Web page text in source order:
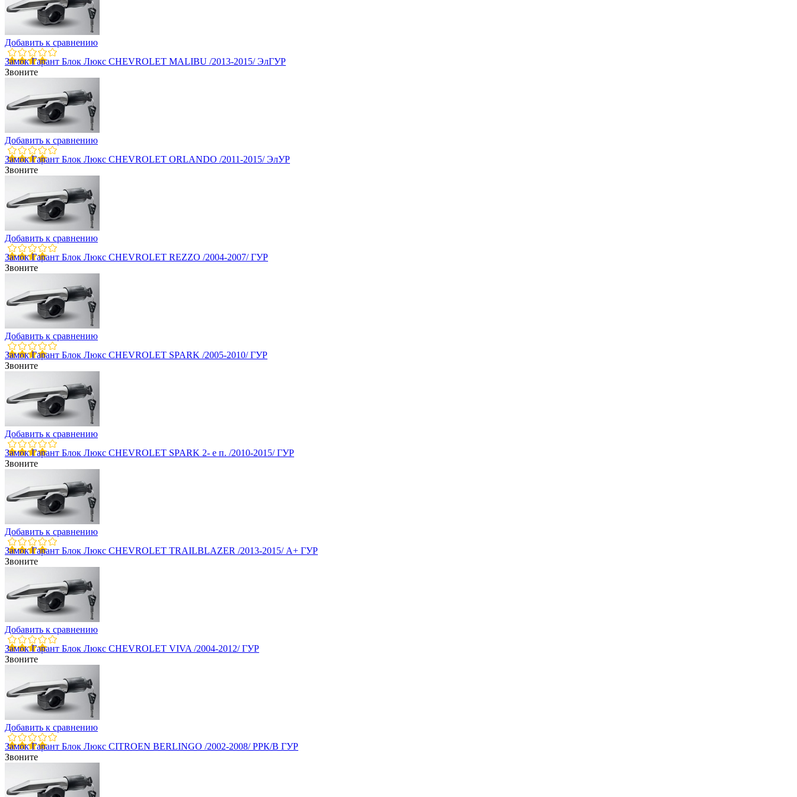
Добавить к сравнению
Замок Гарант Блок Люкс CHEVROLET MALIBU /2013-2015/ ЭлГУР
Звоните
Добавить к сравнению
Замок Гарант Блок Люкс CHEVROLET ORLANDO /2011-2015/ ЭлУР
Звоните
Добавить к сравнению
Замок Гарант Блок Люкс CHEVROLET REZZO /2004-2007/ ГУР
Звоните
Добавить к сравнению
Замок Гарант Блок Люкс CHEVROLET SPARK /2005-2010/ ГУР
Звоните
Добавить к сравнению
Замок Гарант Блок Люкс CHEVROLET SPARK 2- e п. /2010-2015/ ГУР
Звоните
Добавить к сравнению
Замок Гарант Блок Люкс CHEVROLET TRAILBLAZER /2013-2015/ А+ ГУР
Звоните
Добавить к сравнению
Замок Гарант Блок Люкс CHEVROLET VIVA /2004-2012/ ГУР
Звоните
Добавить к сравнению
Замок Гарант Блок Люкс CITROEN BERLINGO /2002-2008/ РРК/В ГУР
Звоните